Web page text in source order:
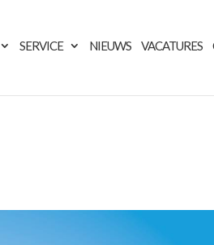
SERVICE NIEUWS VACATURES